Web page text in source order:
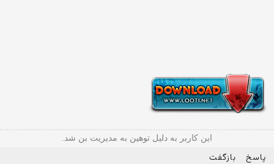
این کاربر به دلیل توهین به مدیریت بن شد.
پاسخ بازگفت